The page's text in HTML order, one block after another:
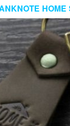
HOME